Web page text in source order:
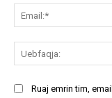
Ruaj emrin tim,